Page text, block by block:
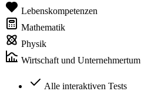
Lebenskompetenzen
Mathematik
Physik
Wirtschaft und Unternehmertum
Alle interaktiven Tests